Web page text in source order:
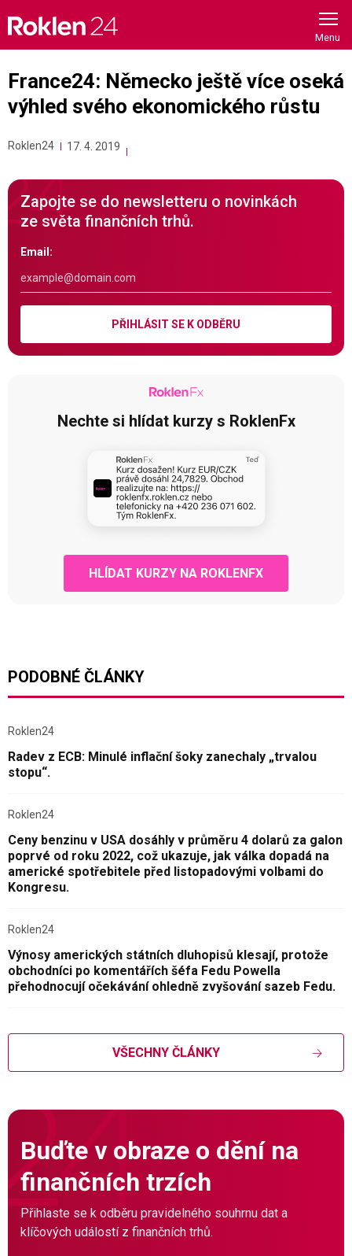
content
France24: Německo ještě více oseká
výhled svého ekonomického růstu
Roklen24 17. 4. 2019
Zapojte se do newsletteru o novinkách
ze světa finančních trhů.
Email:
PŘIHLÁSIT SE K ODBĚRU
Nechte si hlídat kurzy s RoklenFx
HLÍDAT KURZY NA ROKLENFX
PODOBNÉ ČLÁNKY
Roklen24
Radev z ECB: Minulé inflační šoky zanechaly „trvalou
stopu“.
Roklen24
Ceny benzinu v USA dosáhly v průměru 4 dolarů za galon
poprvé od roku 2022, což ukazuje, jak válka dopadá na
americké spotřebitele před listopadovými volbami do
Kongresu.
Roklen24
Výnosy amerických státních dluhopisů klesají, protože
obchodníci po komentářích šéfa Fedu Powella
přehodnocují očekávání ohledně zvyšování sazeb Fedu.
VŠECHNY ČLÁNKY
Buďte v obraze o dění na
finančních trzích
Přihlaste se k odběru pravidelného souhrnu dat a
klíčových událostí z finančních trhů.